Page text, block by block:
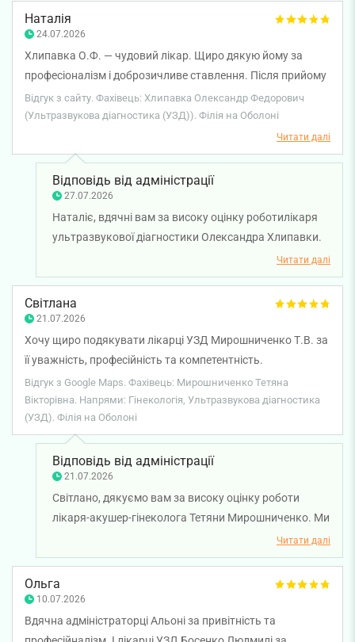
та якомога більше щасливих і здорових пацієнток! Щиро
дякую Вам за Вашу працю!
залишила у вас настільки позитивні враження.
Уважність до деталей, відповідальний підхід,
професійність і турбота про кожну пацієнтку є
важливими принципами роботи нашої команди. Ми
цінуємо довіру наших пацієнтів і раді, що ви відчули
підтримку та впевненість під час звернення до
спеціалістів. Бажаємо вам міцного здоров'я!
Наталія
24.07.2026
Хлипавка О.Ф. — чудовий лікар. Щиро дякую йому за
професіоналізм і доброзичливе ставлення. Після прийому
залишилися лише позитивні враження.
Відгук з сайту. Фахівець: Хлипавка Олександр Федорович
(Ультразвукова діагностика (УЗД)). Філія на Оболоні
Читати далі
Відповідь від адміністрації
27.07.2026
Наталіє, вдячні вам за високу оцінку роботилікаря
ультразвукової діагностики Олександра Хлипавки.
Нам приємно знати, що уважне ставлення та
професійний підхід лікаря зробили ваш візит
комфортним і залишили позитивні враження.
Бажаємо вам міцного здоров’я!
Читати далі
Світлана
21.07.2026
Хочу щиро подякувати лікарці УЗД Мирошниченко Т.В. за
її уважність, професійність та компетентність.
Відгук з Google Maps. Фахівець: Мирошниченко Тетяна
Вікторівна. Напрями: Гінекологія, Ультразвукова діагностика
(УЗД). Філія на Оболоні
Відповідь від адміністрації
21.07.2026
Світлано, дякуємо вам за високу оцінку роботи
лікаря-акушер-гінеколога Тетяни Мирошниченко. Ми
раді, що ви відзначили професіоналізм, уважність до
деталей і компетентність лікарки під час проведення
Читати далі
Ольга
10.07.2026
Вдячна адміністраторці Альоні за привітність та